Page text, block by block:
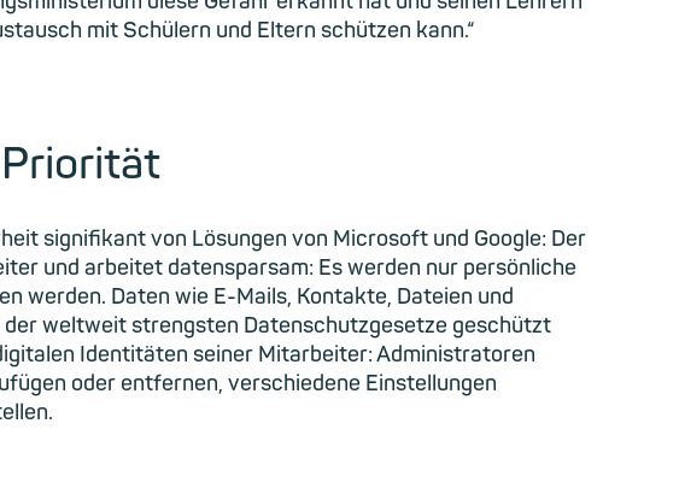
mit Schülern und Eltern schützen kann.“
signifikant von Lösungen von Microsoft und Google: Der
und arbeitet datensparsam: Es werden nur persönliche
werden. Daten wie E-Mails, Kontakte, Dateien und
weltweit strengsten Datenschutzgesetze geschützt
Identitäten seiner Mitarbeiter: Administratoren
oder entfernen, verschiedene Einstellungen